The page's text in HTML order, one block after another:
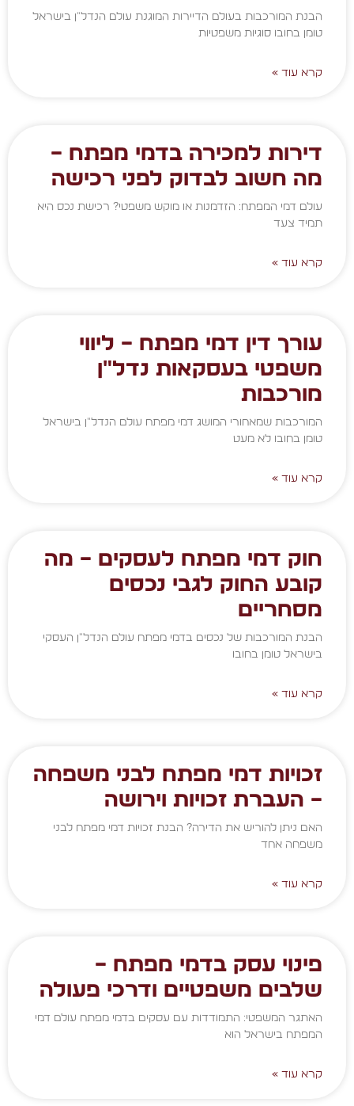
הבנת המורכבות בעולם הדיירות המוגנת עולם הנדל"ן בישראל
טומן בחובו סוגיות משפטיות
קרא עוד »
דירות למכירה בדמי מפתח –
מה חשוב לבדוק לפני רכישה
עולם דמי המפתח: הזדמנות או מוקש משפטי? רכישת נכס היא
תמיד צעד
קרא עוד »
עורך דין דמי מפתח – ליווי
משפטי בעסקאות נדל״ן
מורכבות
המורכבות שמאחורי המושג דמי מפתח עולם הנדל"ן בישראל
טומן בחובו לא מעט
קרא עוד »
חוק דמי מפתח לעסקים – מה
קובע החוק לגבי נכסים
מסחריים
הבנת המורכבות של נכסים בדמי מפתח עולם הנדל"ן העסקי
בישראל טומן בחובו
קרא עוד »
זכויות דמי מפתח לבני משפחה
– העברת זכויות וירושה
האם ניתן להוריש את הדירה? הבנת זכויות דמי מפתח לבני
משפחה אחד
קרא עוד »
פינוי עסק בדמי מפתח –
שלבים משפטיים ודרכי פעולה
האתגר המשפטי: התמודדות עם עסקים בדמי מפתח עולם דמי
המפתח בישראל הוא
קרא עוד »